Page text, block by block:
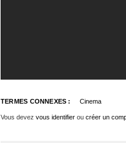
TERMES CONNEXES : Cinema
Vous devez vous identifier ou créer un